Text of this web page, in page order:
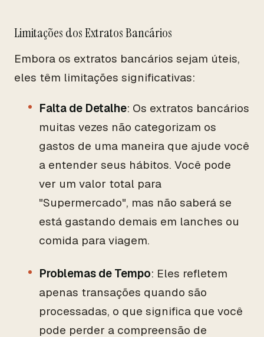
Limitações dos Extratos Bancários
Embora os extratos bancários sejam úteis,
eles têm limitações significativas:
Falta de Detalhe: Os extratos bancários
muitas vezes não categorizam os
gastos de uma maneira que ajude você
a entender seus hábitos. Você pode
ver um valor total para
"Supermercado", mas não saberá se
está gastando demais em lanches ou
comida para viagem.
Problemas de Tempo: Eles refletem
apenas transações quando são
processadas, o que significa que você
pode perder a compreensão de